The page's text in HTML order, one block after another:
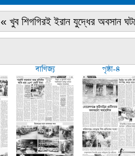
« খুব শিগগিরই ইরান যুদ্ধের অবসান
বাণিজ্য পৃষ্ঠা-৪